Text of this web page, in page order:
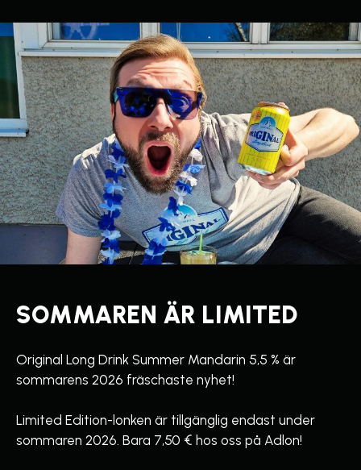
SOMMAREN ÄR LIMITED
Original Long Drink Summer Mandarin 5,5 % är
sommarens 2026 fräschaste nyhet!
Limited Edition-lonken är tillgänglig endast under
sommaren 2026. Bara 7,50 € hos oss på Adlon!